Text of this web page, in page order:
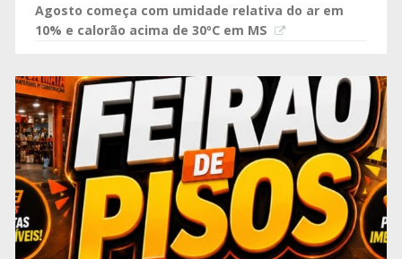
Agosto começa com umidade relativa do ar em
10% e calorão acima de 30ºC em MS